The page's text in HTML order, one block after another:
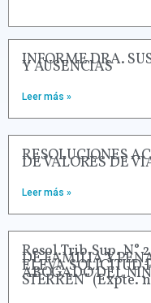
INFORME DRA.
Y AUSENCIAS
Leer más »
RESOLUCIONES
DE VALORES DE
Leer más »
Resol.Trib.Sup. N°
DE FAMILIA Y
ELEVA SOLICITUD
ABOGADO DEL
STERREN” (Expte.